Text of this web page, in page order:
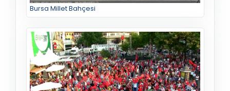
Bursa Millet Bahçesi